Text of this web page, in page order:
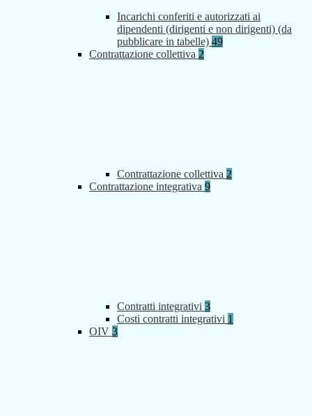
Incarichi conferiti e autorizzati ai
dipendenti (dirigenti e non dirigenti) (da
pubblicare in tabelle) 49
Contrattazione collettiva 2
Contrattazione collettiva 2
Contrattazione integrativa 9
Contratti integrativi 3
Costi contratti integrativi 1
OIV 3